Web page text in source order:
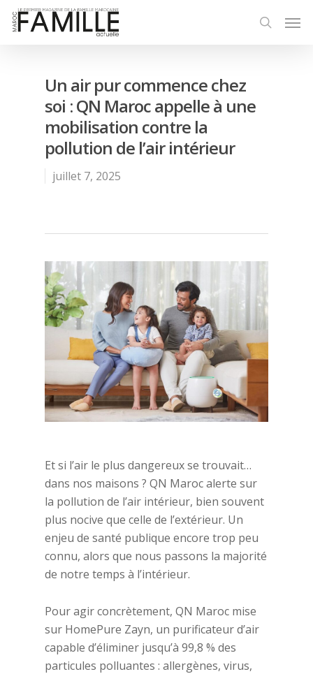
Un air pur commence chez
soi : QN Maroc appelle à une
mobilisation contre la
pollution de l’air intérieur
juillet 7, 2025
Et si l’air le plus dangereux se trouvait…
dans nos maisons ? QN Maroc alerte sur
la pollution de l’air intérieur, bien souvent
plus nocive que celle de l’extérieur. Un
enjeu de santé publique encore trop peu
connu, alors que nous passons la majorité
de notre temps à l’intérieur.
Pour agir concrètement, QN Maroc mise
sur HomePure Zayn, un purificateur d’air
capable d’éliminer jusqu’à 99,8 % des
particules polluantes : allergènes, virus,